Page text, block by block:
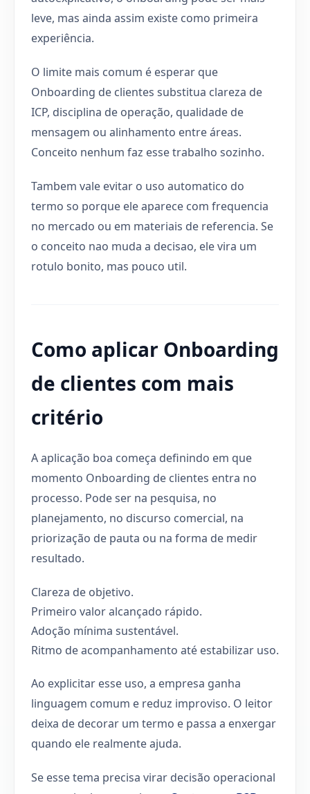
leve, mas ainda assim existe como primeira
experiência.
O limite mais comum é esperar que
Onboarding de clientes substitua clareza de
ICP, disciplina de operação, qualidade de
mensagem ou alinhamento entre áreas.
Conceito nenhum faz esse trabalho sozinho.
Tambem vale evitar o uso automatico do
termo so porque ele aparece com frequencia
no mercado ou em materiais de referencia. Se
o conceito nao muda a decisao, ele vira um
rotulo bonito, mas pouco util.
Como aplicar Onboarding
de clientes com mais
critério
A aplicação boa começa definindo em que
momento Onboarding de clientes entra no
processo. Pode ser na pesquisa, no
planejamento, no discurso comercial, na
priorização de pauta ou na forma de medir
resultado.
Clareza de objetivo.
Primeiro valor alcançado rápido.
Adoção mínima sustentável.
Ritmo de acompanhamento até estabilizar uso.
Ao explicitar esse uso, a empresa ganha
linguagem comum e reduz improviso. O leitor
deixa de decorar um termo e passa a enxergar
quando ele realmente ajuda.
Se esse tema precisa virar decisão operacional